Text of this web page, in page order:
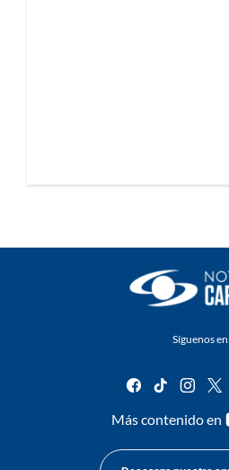
Síguenos
facebook
tiktok
Más contenido en